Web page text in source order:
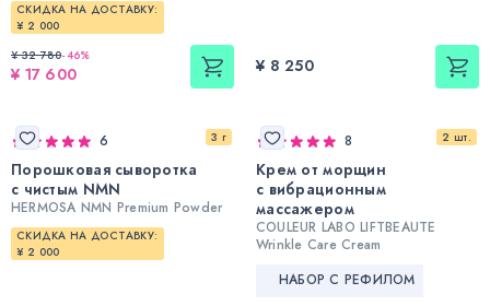
СКИДКА НА ДОСТАВКУ:
¥ 2 000
¥ 32 780-46%
¥ 17 600 ¥ 8 250
3 г
6
Порошковая сыворотка
с чистым NMN
HERMOSA NMN Premium Powder
СКИДКА НА ДОСТАВКУ:
¥ 2 000
2 шт.
8
Крем от морщин
с вибрационным
массажером
COULEUR LABO LIFTBEAUTE
Wrinkle Care Cream
НАБОР С РЕФИЛОМ